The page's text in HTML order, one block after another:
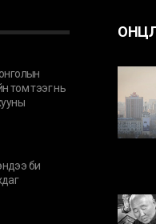
том тээг нь
би